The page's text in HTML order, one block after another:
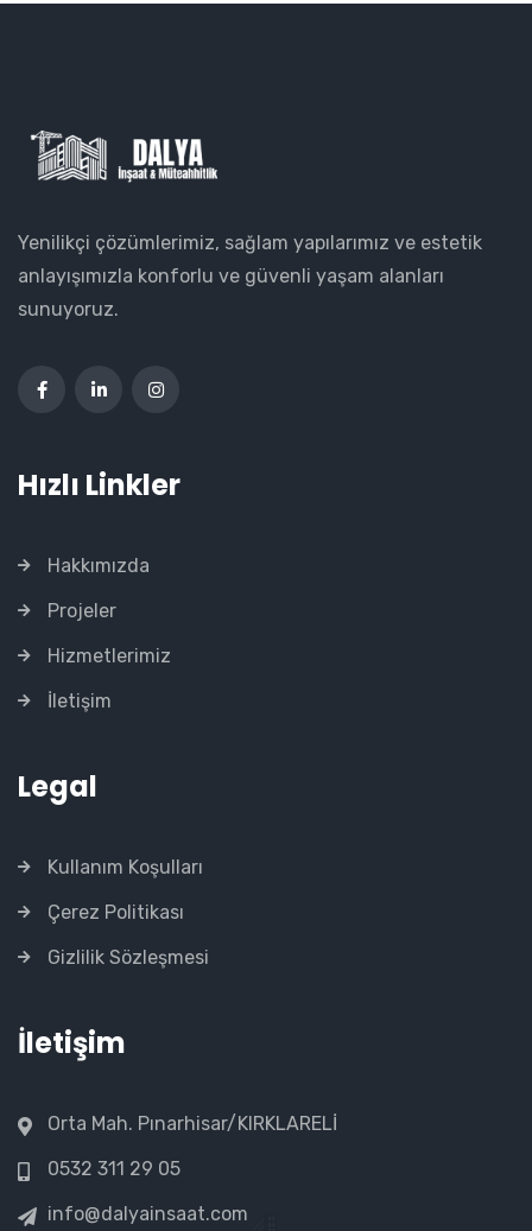
Yenilikçi çözümlerimiz, sağlam yapılarımız ve estetik
anlayışımızla konforlu ve güvenli yaşam alanları
sunuyoruz.
Hızlı Linkler
Hakkımızda
Projeler
Hizmetlerimiz
İletişim
Legal
Kullanım Koşulları
Çerez Politikası
Gizlilik Sözleşmesi
İletişim
Orta Mah. Pınarhisar/KIRKLARELİ
0532 311 29 05
info@dalyainsaat.com